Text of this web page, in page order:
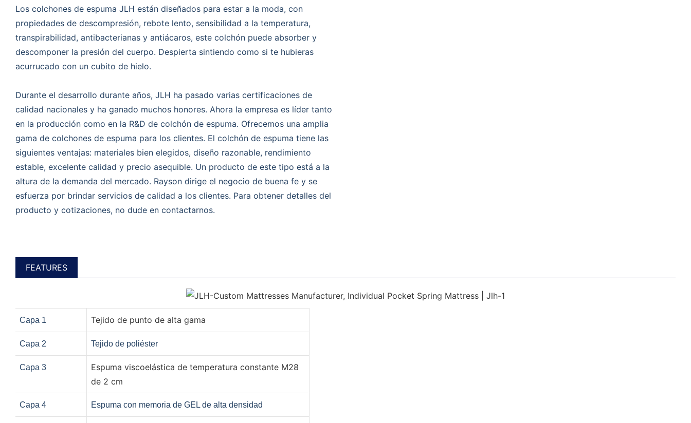
Los colchones de espuma JLH están diseñados para estar a la moda, con
propiedades de descompresión, rebote lento, sensibilidad a la temperatura,
transpirabilidad, antibacterianas y antiácaros, este colchón puede absorber y
descomponer la presión del cuerpo. Despierta sintiendo como si te hubieras
acurrucado con un cubito de hielo.
Durante el desarrollo durante años, JLH ha pasado varias certificaciones de
calidad nacionales y ha ganado muchos honores. Ahora la empresa es líder tanto
en la producción como en la R&D de colchón de espuma. Ofrecemos una amplia
gama de colchones de espuma para los clientes. El colchón de espuma tiene las
siguientes ventajas: materiales bien elegidos, diseño razonable, rendimiento
estable, excelente calidad y precio asequible. Un producto de este tipo está a la
altura de la demanda del mercado. Rayson dirige el negocio de buena fe y se
esfuerza por brindar servicios de calidad a los clientes. Para obtener detalles del
producto y cotizaciones, no dude en contactarnos.
FEATURES
Capa 1 Tejido de punto de alta gama
Capa 2 Tejido de poliéster
Capa 3
Espuma viscoelástica de temperatura constante M28
de 2 cm
Capa 4 Espuma con memoria de GEL de alta densidad